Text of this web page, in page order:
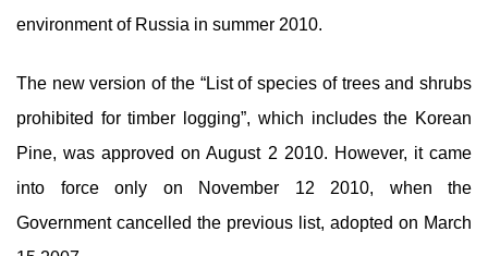
environment of Russia in summer 2010.
The new version of the “List of species of trees and shrubs
prohibited for timber logging”, which includes the Korean
Pine, was approved on August 2 2010. However, it came
into force only on November 12 2010, when the
Government cancelled the previous list, adopted on March